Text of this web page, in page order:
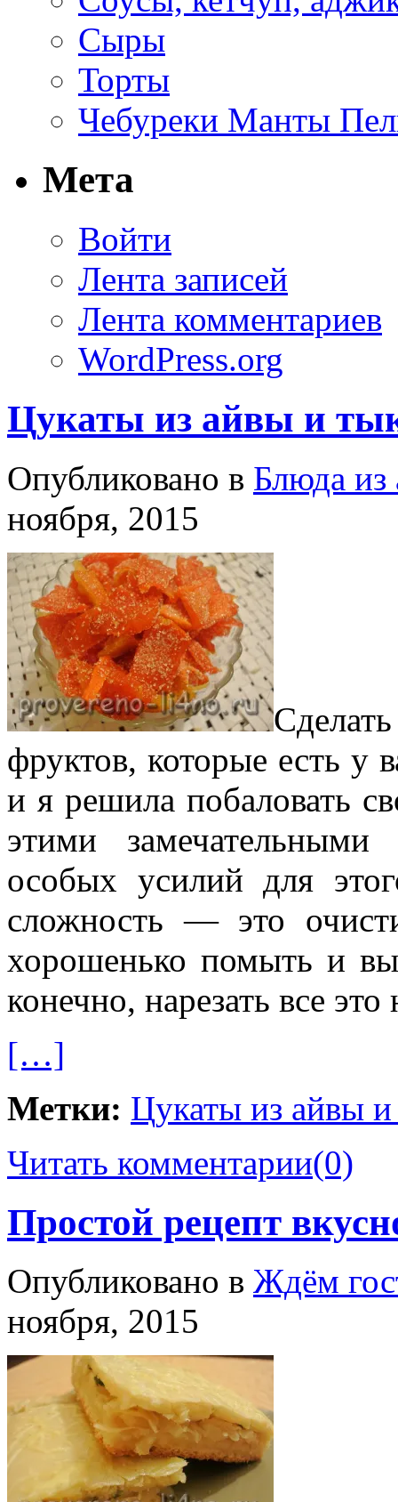
Сыры
Торты
Чебуреки Манты
Мета
Войти
Лента записей
Лента комментариев
WordPress.org
Цукаты из айвы и
Опубликовано в Блюда из
ноября, 2015
фруктов, которые есть у
и я решила побаловать
этими
особых усилий для
сложность — это
хорошенько помыть и
конечно, нарезать все
[…]
Метки: Цукаты из айвы
Читать комментарии(0)
Простой рецепт
Опубликовано в Ждём
ноября, 2015